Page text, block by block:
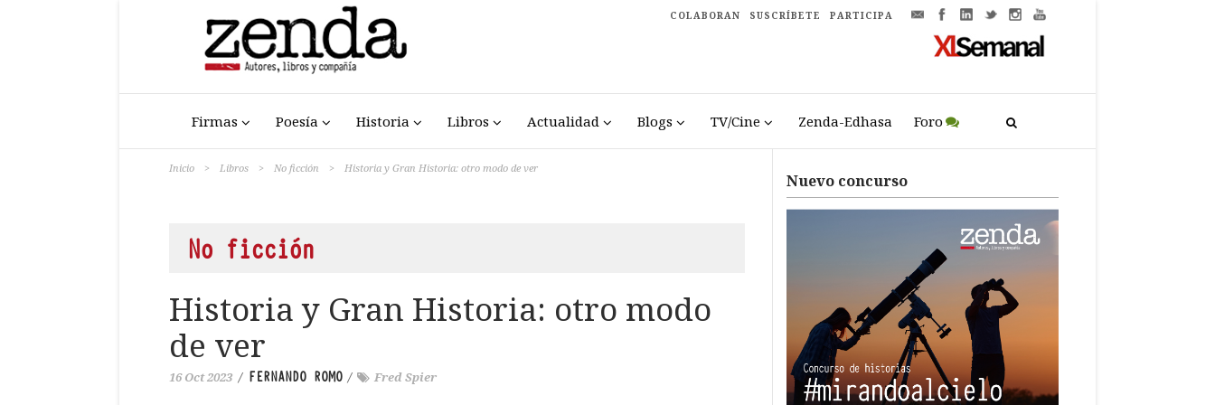
COLABORAN SUSCRÍBETE PARTICIPA
Firmas Poesía Historia Libros Actualidad Blogs TV/Cine Zenda-Edhasa Foro
Inicio > Libros > No ficción > Historia y Gran Historia: otro modo de ver
No ficción
Historia y Gran Historia: otro modo
de ver
16 Oct 2023 / FERNANDO ROMO / Fred Spier
Nuevo concurso